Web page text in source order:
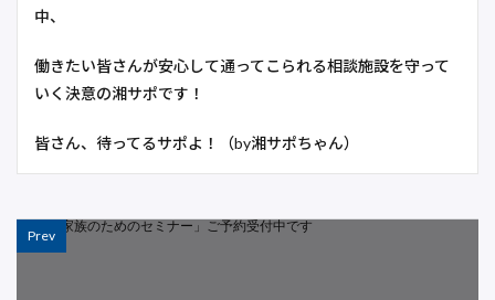
中、
働きたい皆さんが安心して通ってこられる相談施設を守って
いく決意の湘サポです！
皆さん、待ってるサポよ！（by湘サポちゃん）
Prev